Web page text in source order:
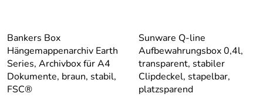
Bankers Box
Hängemappenarchiv Earth
Series, Archivbox für A4
Dokumente, braun, stabil,
FSC®
Sunware Q-line
Aufbewahrungsbox 0,4l,
transparent, stabiler
Clipdeckel, stapelbar,
platzsparend